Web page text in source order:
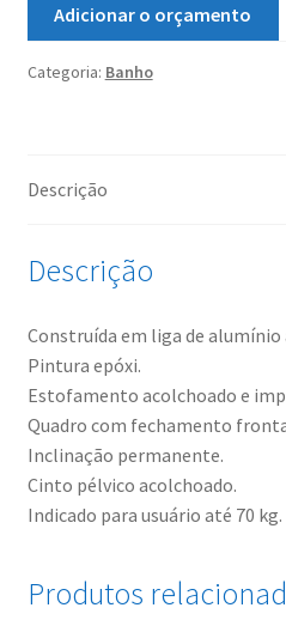
Adicionar o orçamento
Categoria: Banho
Descrição
Descrição
Construída em liga de
Pintura epóxi.
Estofamento acolchoado e
Quadro com fechamento
Inclinação permanente.
Cinto pélvico acolchoado.
Indicado para usuário até 70 kg.
Produtos